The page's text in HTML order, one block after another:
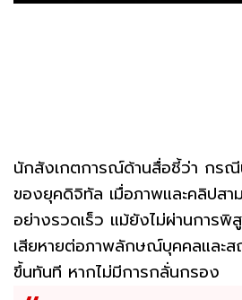
นักสังเกตการณ์ด้านสื่อชี้ว่า กร
ของยุคดิจิทัล เมื่อภาพและคลิปสา
อย่างรวดเร็ว แม้ยังไม่ผ่านการพิ
เสียหายต่อภาพลักษณ์บุคคลและส
ขึ้นทันที หากไม่มีการกลั่นกรอง